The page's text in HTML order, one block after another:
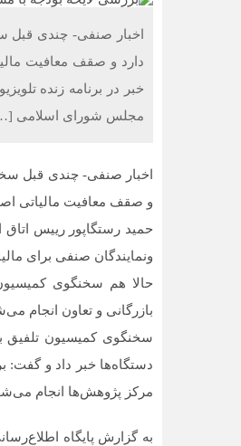
اخبار صنفی- چندی قبل
دارد و صقف معافیت
خبر در برنامه زنده
مجلس شورای اسلامی
اخبار صنفی- چندی قبل
و صقف معافیت مالیاتی
حمید رستگاپور رییس اتاق
ونمایندگان صنفی برای
حالا هم سخنگوی
بازرگانی و تعاون انجام
دستگاه‌ها خبر داد و گفت:
مرکز پژوهش‌ها انجام
به گزارش پایگاه